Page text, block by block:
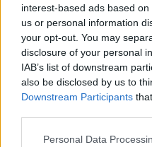
interest-based ads based
us or personal information
your opt-out. You may
disclosure of your personal
IAB’s list of downstream
also be disclosed by us to
Downstream Participants
Personal Data
La maggior parte di questi
un piccolo microcontrollore
funzionare l’apparecchio e
di casa o a internet). È questo
ovvero l’estensione di internet
In dieci anni si stima che 30
con la rete e fra loro: dalle
puliscono la casa, alla nostra
Tutti i maggiori fabbricanti di